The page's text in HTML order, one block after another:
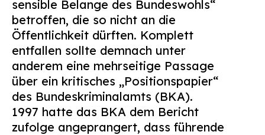
sensible Belange des Bundeswohls“
betroffen, die so nicht an die
Öffentlichkeit dürften. Komplett
entfallen sollte demnach unter
anderem eine mehrseitige Passage
über ein kritisches „Positionspapier“
des Bundeskriminalamts (BKA).
1997 hatte das BKA dem Bericht
zufolge angeprangert, dass führende